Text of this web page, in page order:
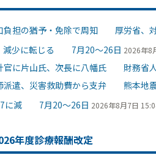
負担の猶予・免除で周知 厚労省、対
減少に転じる 7月20～26日 2026年8
官に片山氏、次長に八幡氏 財務省
派遣、災害救助費から支弁 熊本地震
に減 7月20～26日 2026年8月7日
年度診療報酬改定